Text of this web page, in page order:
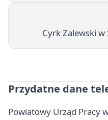
Cyrk Zalewski
Przydatne dane
Powiatowy Urząd Pracy